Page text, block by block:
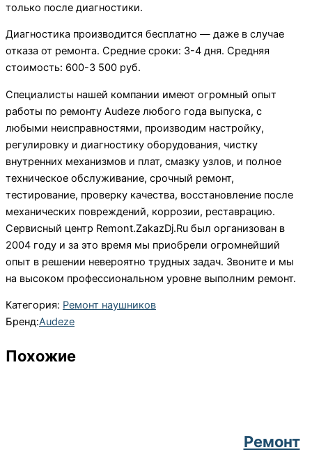
только после диагностики.
Диагностика производится бесплатно — даже в случае
отказа от ремонта. Средние сроки: 3-4 дня. Средняя
стоимость: 600-3 500 руб.
Специалисты нашей компании имеют огромный опыт
работы по ремонту Audeze любого года выпуска, с
любыми неисправностями, производим настройку,
регулировку и диагностику оборудования, чистку
внутренних механизмов и плат, смазку узлов, и полное
техническое обслуживание, срочный ремонт,
тестирование, проверку качества, восстановление после
механических повреждений, коррозии, реставрацию.
Сервисный центр Remont.ZakazDj.Ru был организован в
2004 году и за это время мы приобрели огромнейший
опыт в решении невероятно трудных задач. Звоните и мы
на высоком профессиональном уровне выполним ремонт.
Категория: Ремонт наушников
Бренд:Audeze
Похожие
Ремонт